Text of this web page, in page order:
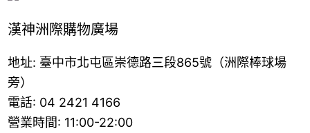
漢神洲際購物廣場
地址: 臺中市北屯區崇德路三段865號（洲際棒球場
旁）
電話: 04 2421 4166
營業時間: 11:00-22:00